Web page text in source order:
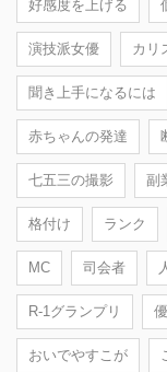
好感度を上げる
演技派女優 カリ
聞き上手になるには
赤ちゃんの発達
七五三の撮影 副
格付け ランク
MC 司会者
R-1グランプリ
おいでやすこが